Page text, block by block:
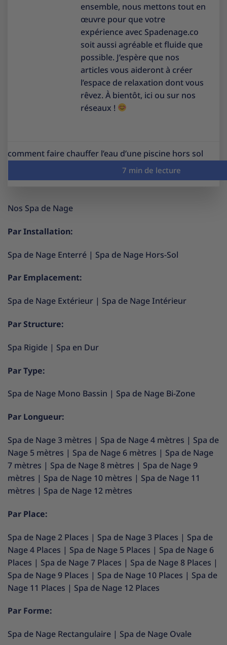
ensemble, nous mettons tout en
œuvre pour que votre
expérience avec Spadenage.co
soit aussi agréable et fluide que
possible. J’espère que nos
articles vous aideront à créer
l’espace de relaxation dont vous
rêvez. À bientôt, ici ou sur nos
réseaux !
comment faire chauffer l’eau d’une piscine hors sol
Nos Spa de Nage
Par Installation:
Spa de Nage Enterré | Spa de Nage Hors-Sol
Par Emplacement:
Spa de Nage Extérieur | Spa de Nage Intérieur
Par Structure:
Spa Rigide | Spa en Dur
Par Type:
Spa de Nage Mono Bassin | Spa de Nage Bi-Zone
Par Longueur:
Spa de Nage 3 mètres | Spa de Nage 4 mètres | Spa de
Nage 5 mètres | Spa de Nage 6 mètres | Spa de Nage
7 mètres | Spa de Nage 8 mètres | Spa de Nage 9
mètres | Spa de Nage 10 mètres | Spa de Nage 11
mètres | Spa de Nage 12 mètres
Par Place:
Spa de Nage 2 Places | Spa de Nage 3 Places | Spa de
Nage 4 Places | Spa de Nage 5 Places | Spa de Nage 6
Places | Spa de Nage 7 Places | Spa de Nage 8 Places |
Spa de Nage 9 Places | Spa de Nage 10 Places | Spa de
Nage 11 Places | Spa de Nage 12 Places
Par Forme:
Spa de Nage Rectangulaire | Spa de Nage Ovale